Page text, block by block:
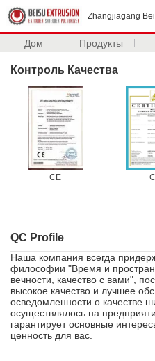
Zhangjiagang
Дом Продукты
Контроль Качества
CE
QC Profile
Наша компания всегда
философии "Время и
вечности, качество с вами",
высокое качество и лучшее
осведомленности о качестве
осуществлялось на
гарантирует основные
ценность для вас.